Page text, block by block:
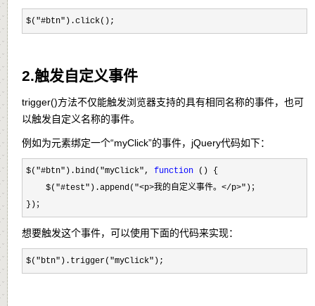
$("#btn").click();
2.触发自定义事件
trigger()方法不仅能触发浏览器支持的具有相同名称的事件，也可
以触发自定义名称的事件。
例如为元素绑定一个“myClick”的事件，jQuery代码如下：
$("#btn").bind("myClick", function () {
    $(
"#test").append("<p>我的自定义事件。</p>" )；
})；
想要触发这个事件，可以使用下面的代码来实现：
$("btn").trigger("myClick");